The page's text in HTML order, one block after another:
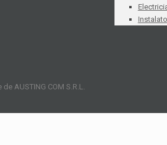
AUSTING COM S.R.L.